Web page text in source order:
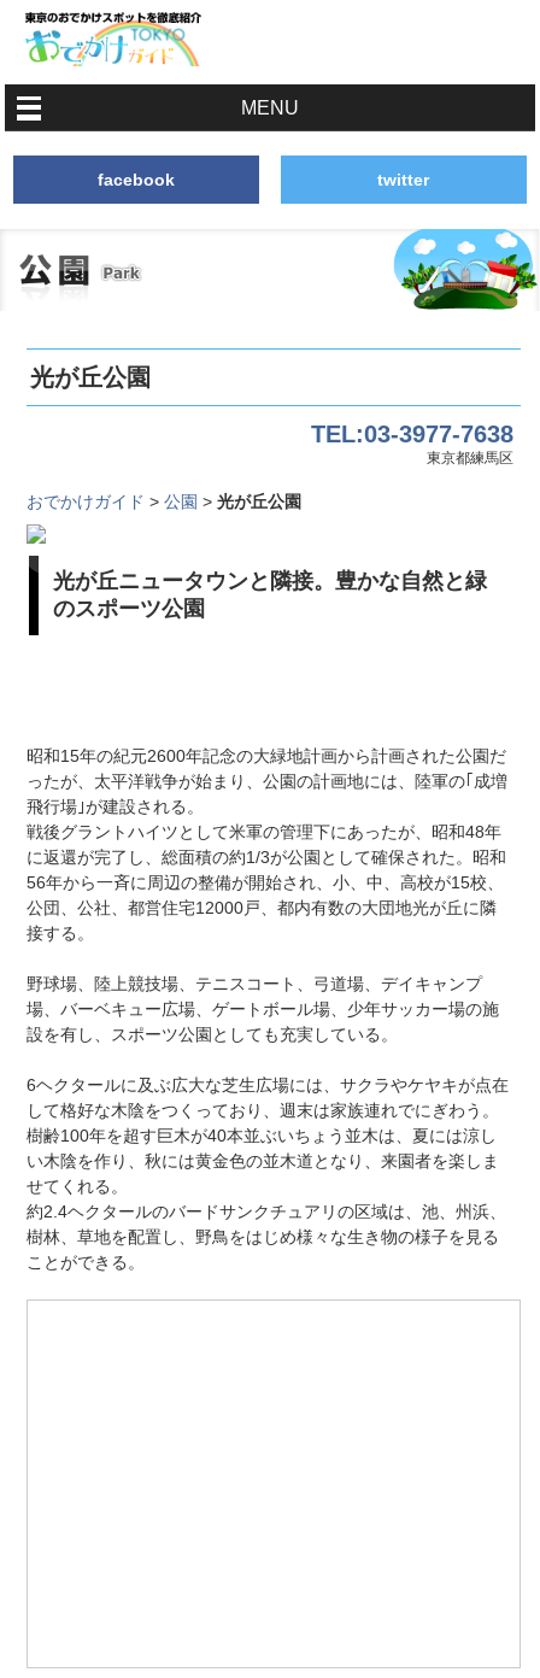
MENU
facebook twitter
光が丘公園
TEL:03-3977-7638
東京都練馬区
おでかけガイド >公園 >光が丘公園
光が丘ニュータウンと隣接。豊かな自然と緑
のスポーツ公園
昭和15年の紀元2600年記念の大緑地計画から計画された公園だ
ったが、太平洋戦争が始まり、公園の計画地には、陸軍の｢成増
飛行場｣が建設される。
戦後グラントハイツとして米軍の管理下にあったが、昭和48年
に返還が完了し、総面積の約1/3が公園として確保された。昭和
56年から一斉に周辺の整備が開始され、小、中、高校が15校、
公団、公社、都営住宅12000戸、都内有数の大団地光が丘に隣
接する。
野球場、陸上競技場、テニスコート、弓道場、デイキャンプ
場、バーベキュー広場、ゲートボール場、少年サッカー場の施
設を有し、スポーツ公園としても充実している。
6ヘクタールに及ぶ広大な芝生広場には、サクラやケヤキが点在
して格好な木陰をつくっており、週末は家族連れでにぎわう。
樹齢100年を超す巨木が40本並ぶいちょう並木は、夏には涼し
い木陰を作り、秋には黄金色の並木道となり、来園者を楽しま
せてくれる。
約2.4ヘクタールのバードサンクチュアリの区域は、池、州浜、
樹林、草地を配置し、野鳥をはじめ様々な生き物の様子を見る
ことができる。